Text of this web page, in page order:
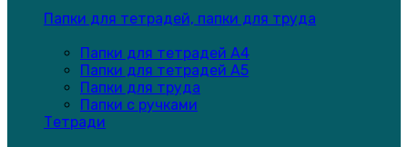
Папки для тетрадей, папки для труда
Папки для тетрадей А4
Папки для тетрадей А5
Папки для труда
Папки с ручками
Тетради